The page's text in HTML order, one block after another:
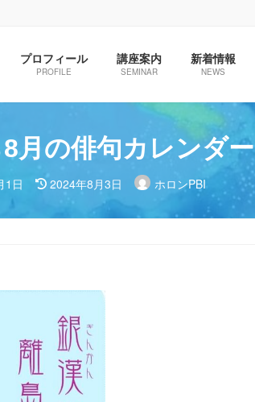
プロフィール
PROFILE
講座案内
SEMINAR
新着情報
NEWS
月の俳句カレンダー
1日 最
終
新
日
2024年8月3日 ホロンPBI